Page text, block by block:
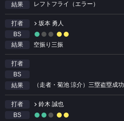
結果
レフトフライ（エラー）
打者
坂本 勇人
BS
結果
空振り三振
打者
BS
結果
（走者・菊池 涼介）三塁盗塁成功
打者
鈴木 誠也
BS